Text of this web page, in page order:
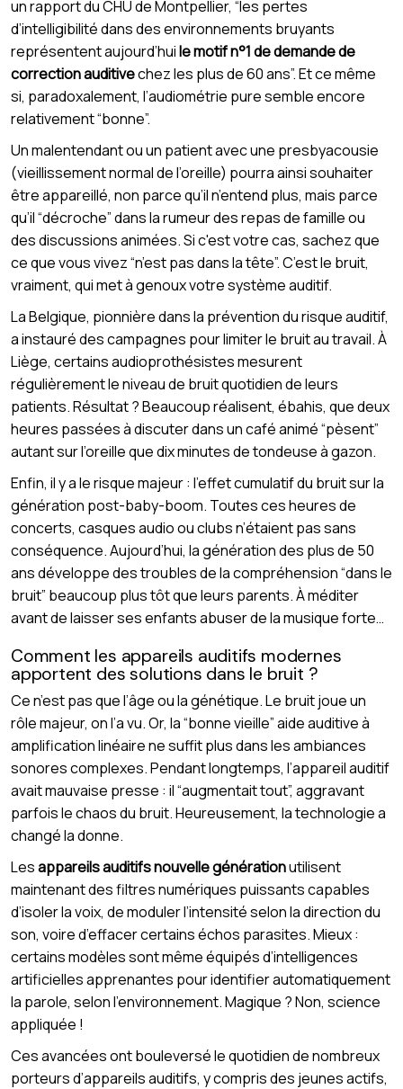
un rapport du CHU de Montpellier, “les pertes
d’intelligibilité dans des environnements bruyants
représentent aujourd’huile motif n°1 de demande de
correction auditivechez les plus de 60 ans”. Et ce même
si, paradoxalement, l’audiométrie pure semble encore
relativement “bonne”.
Un malentendant ou un patient avec une presbyacousie
(vieillissement normal de l’oreille) pourra ainsi souhaiter
être appareillé, non parce qu’il n’entend plus, mais parce
qu’il “décroche” dans la rumeur des repas de famille ou
des discussions animées. Si c'est votre cas, sachez que
ce que vous vivez “n’est pas dans la tête”. C’est le bruit,
vraiment, qui met à genoux votre système auditif.
La Belgique, pionnière dans la prévention du risque auditif,
a instauré des campagnes pour limiter le bruit au travail. À
Liège, certains audioprothésistes mesurent
régulièrement le niveau de bruit quotidien de leurs
patients. Résultat ? Beaucoup réalisent, ébahis, que deux
heures passées à discuter dans un café animé “pèsent”
autant sur l’oreille que dix minutes de tondeuse à gazon.
Enfin, il y a le risque majeur : l’effet cumulatif du bruit sur la
génération post-baby-boom. Toutes ces heures de
concerts, casques audio ou clubs n’étaient pas sans
conséquence. Aujourd’hui, la génération des plus de 50
ans développe des troubles de la compréhension “dans le
bruit” beaucoup plus tôt que leurs parents. À méditer
avant de laisser ses enfants abuser de la musique forte…
Comment les appareils auditifs modernes
apportent des solutions dans le bruit ?
Ce n’est pas que l’âge ou la génétique. Le bruit joue un
rôle majeur, on l’a vu. Or, la “bonne vieille” aide auditive à
amplification linéaire ne suffit plus dans les ambiances
sonores complexes. Pendant longtemps, l’appareil auditif
avait mauvaise presse : il “augmentait tout”, aggravant
parfois le chaos du bruit. Heureusement, la technologie a
changé la donne.
Lesappareils auditifs nouvelle générationutilisent
maintenant des filtres numériques puissants capables
d’isoler la voix, de moduler l’intensité selon la direction du
son, voire d’effacer certains échos parasites. Mieux :
certains modèles sont même équipés d’intelligences
artificielles apprenantes pour identifier automatiquement
la parole, selon l’environnement. Magique ? Non, science
appliquée !
Ces avancées ont bouleversé le quotidien de nombreux
porteurs d’appareils auditifs, y compris des jeunes actifs,